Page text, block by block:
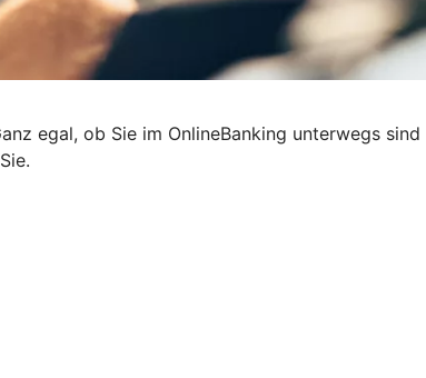
egal, ob Sie im OnlineBanking unterwegs sind